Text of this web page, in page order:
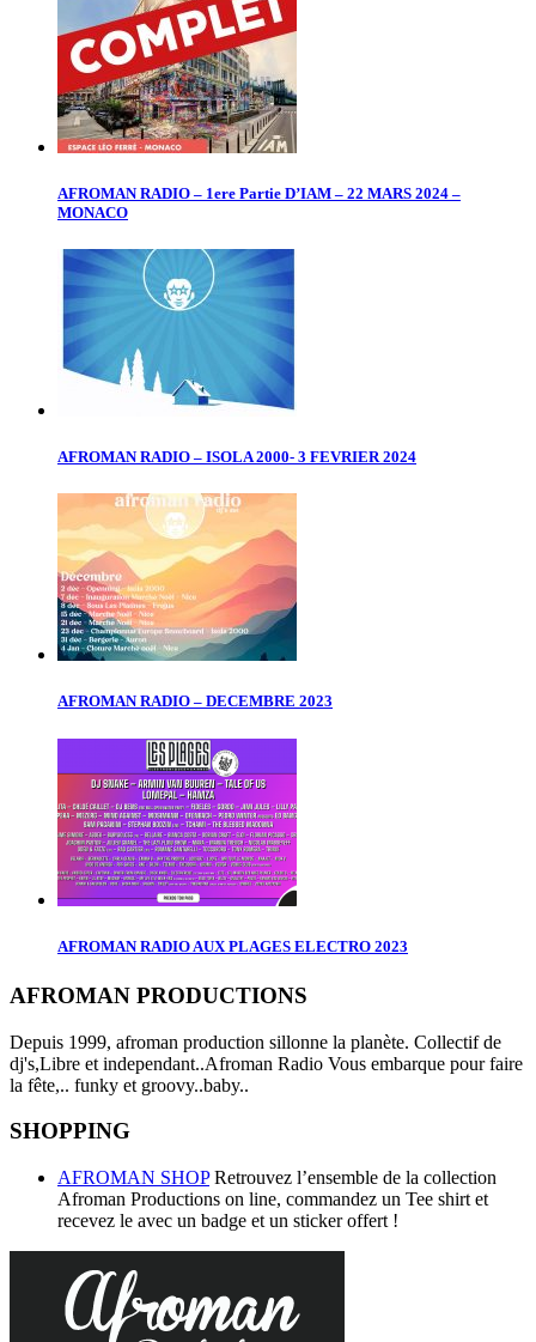
AFROMAN RADIO – 1ere Partie D’IAM – 22 MARS 2024 –
MONACO
AFROMAN RADIO – ISOLA 2000- 3 FEVRIER 2024
AFROMAN RADIO – DECEMBRE 2023
AFROMAN RADIO AUX PLAGES ELECTRO 2023
AFROMAN PRODUCTIONS
Depuis 1999, afroman production sillonne la planète. Collectif de
dj's,Libre et independant..Afroman Radio Vous embarque pour faire
la fête,.. funky et groovy..baby..
SHOPPING
AFROMAN SHOPRetrouvez l’ensemble de la collection
Afroman Productions on line, commandez un Tee shirt et
recevez le avec un badge et un sticker offert !